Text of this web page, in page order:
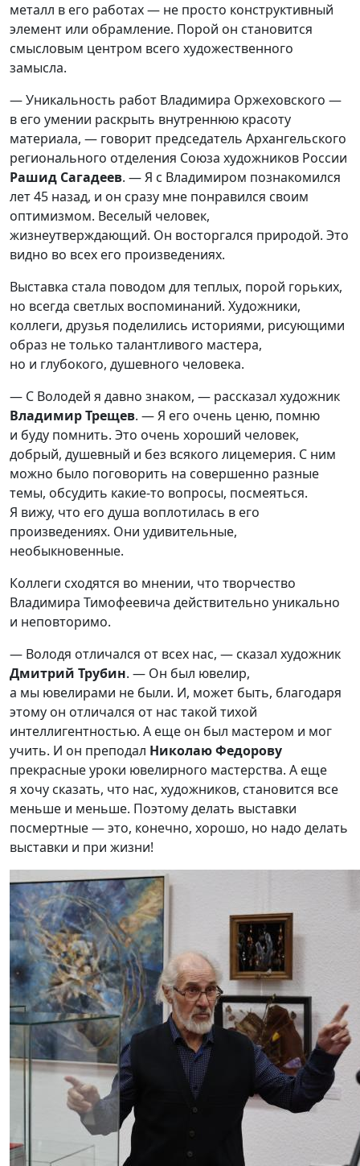
металл в его работах — не просто конструктивный
элемент или обрамление. Порой он становится
смысловым центром всего художественного
замысла.
— Уникальность работ Владимира Оржеховского —
в его умении раскрыть внутреннюю красоту
материала, — говорит председатель Архангельского
регионального отделения Союза художников России
Рашид Сагадеев. — Я с Владимиром познакомился
лет 45 назад, и он сразу мне понравился своим
оптимизмом. Веселый человек,
жизнеутверждающий. Он восторгался природой. Это
видно во всех его произведениях.
Выставка стала поводом для теплых, порой горьких,
но всегда светлых воспоминаний. Художники,
коллеги, друзья поделились историями, рисующими
образ не только талантливого мастера,
но и глубокого, душевного человека.
— С Володей я давно знаком, — рассказал художник
ВладимирТрещев. — Я его очень ценю, помню
и буду помнить. Это очень хороший человек,
добрый, душевный и без всякого лицемерия. С ним
можно было поговорить на совершенно разные
темы, обсудить какие-то вопросы, посмеяться.
Я вижу, что его душа воплотилась в его
произведениях. Они удивительные,
необыкновенные.
Коллеги сходятся во мнении, что творчество
Владимира Тимофеевича действительно уникально
и неповторимо.
— Володя отличался от всех нас, — сказал художник
Дмитрий Трубин. — Он был ювелир,
а мы ювелирами не были. И, может быть, благодаря
этому он отличался от нас такой тихой
интеллигентностью. А еще он был мастером и мог
учить. И он преподал НиколаюФедорову
прекрасные уроки ювелирного мастерства. А еще
я хочу сказать, что нас, художников, становится все
меньше и меньше. Поэтому делать выставки
посмертные — это, конечно, хорошо, но надо делать
выставки и при жизни!